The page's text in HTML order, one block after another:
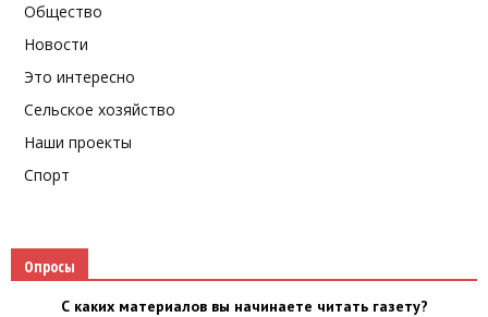
Общество
Новости
Это интересно
Сельское хозяйство
Наши проекты
Спорт
Опросы
С каких материалов вы начинаете читать газету?